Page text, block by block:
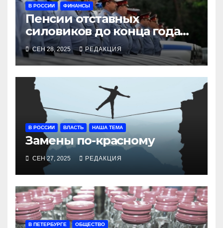
В РОССИИ ФИНАНСЫ
Пенсии отставных
силовиков до конца года
повысятся вместе с
окладами действующих
СЕН 28, 2025 РЕДАКЦИЯ
В РОССИИ ВЛАСТЬ НАША ТЕМА
Замены по-красному
СЕН 27, 2025 РЕДАКЦИЯ
В ПЕТЕРБУРГЕ ОБЩЕСТВО